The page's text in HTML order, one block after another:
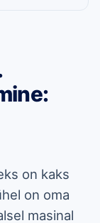
on kaks
on oma
masinal